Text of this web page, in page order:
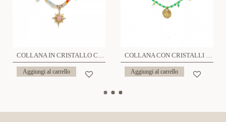
COLLANA IN CRISTALLO CON PENDENTE SOLE - NK21124144E20
Aggiungi al carrello
COLLANA CON CRISTALLI - NK21124120E23
Aggiungi al carrello